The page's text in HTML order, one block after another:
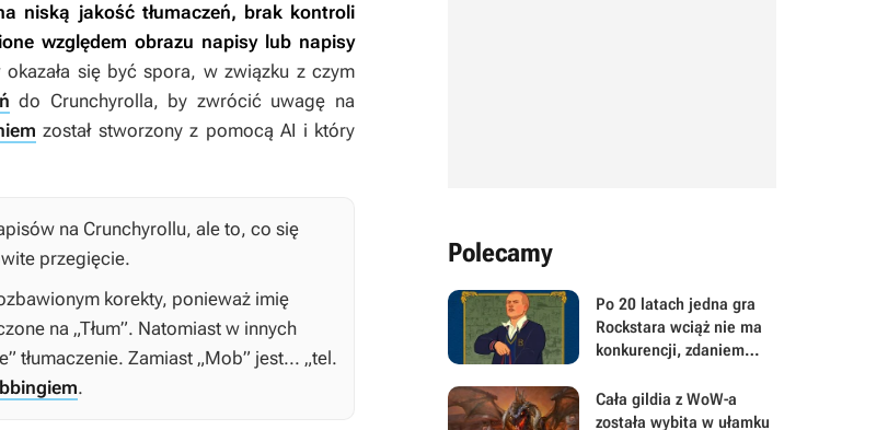
niską jakość tłumaczeń, brak kontroli
względem obrazu napisy lub napisy
się być spora, w związku z czym
do Crunchyrolla, by zwrócić uwagę na
został stworzony z pomocą AI i który
na Crunchyrollu, ale to, co się
przegięcie.
korekty, ponieważ imię
na „Tłum”. Natomiast w innych
tłumaczenie. Zamiast „Mob” jest... „tel.
.
Polecamy
Po 20 latach jedna gra
Rockstara wciąż nie ma
konkurencji, zdaniem
„Nie przypomina żadnej
innej gry na rynku”
Cała gildia z WoW-a
została wybita w ułamku